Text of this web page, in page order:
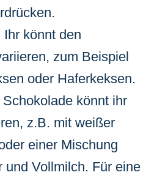
Ihr könnt den
zum Beispiel
oder Haferkeksen.
könnt ihr
z.B. mit weißer
einer Mischung
und Vollmilch. Für eine